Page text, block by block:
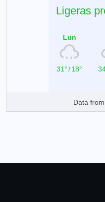
Ligeras
Lun
31°/18°
Data from